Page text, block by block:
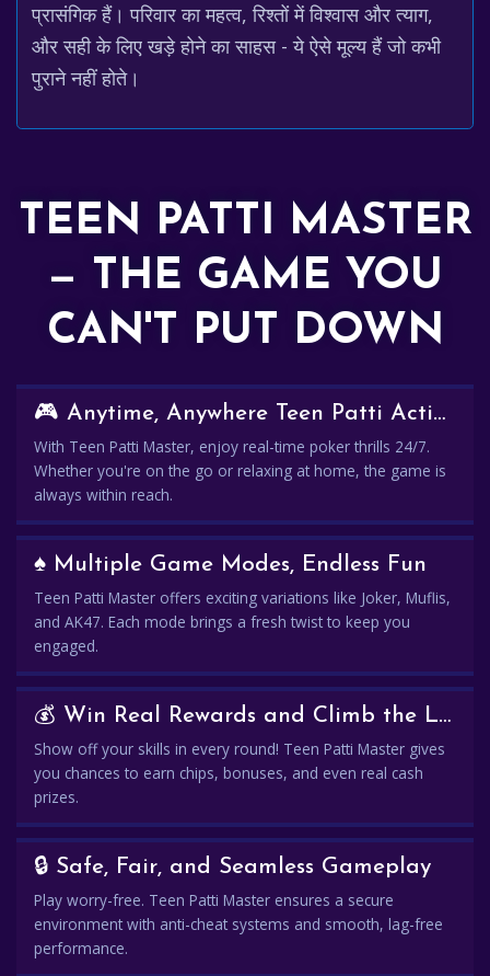
प्रासंगिक हैं। परिवार का महत्व, रिश्तों में विश्वास और त्याग,
और सही के लिए खड़े होने का साहस - ये ऐसे मूल्य हैं जो कभी
पुराने नहीं होते।
TEEN PATTI MASTER
— THE GAME YOU
CAN'T PUT DOWN
🎮 Anytime, Anywhere Teen Patti Action
With Teen Patti Master, enjoy real-time poker thrills 24/7.
Whether you're on the go or relaxing at home, the game is
always within reach.
♠️ Multiple Game Modes, Endless Fun
Teen Patti Master offers exciting variations like Joker, Muflis,
and AK47. Each mode brings a fresh twist to keep you
engaged.
💰 Win Real Rewards and Climb the Leaderboard
Show off your skills in every round! Teen Patti Master gives
you chances to earn chips, bonuses, and even real cash
prizes.
🔒 Safe, Fair, and Seamless Gameplay
Play worry-free. Teen Patti Master ensures a secure
environment with anti-cheat systems and smooth, lag-free
performance.